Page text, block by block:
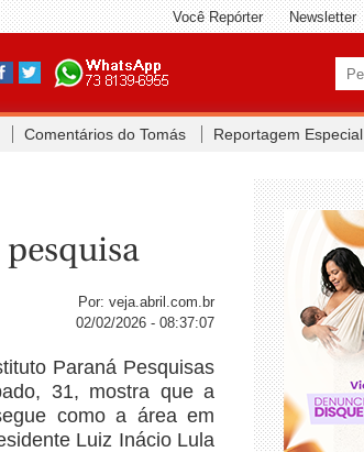
Você Repórter Newsletter
Comentários do Tomás Reportagem Especial
Por: veja.abril.com.br
02/02/2026 - 08:37:07
Paraná Pesquisas
31, mostra que a
como a área em
Luiz Inácio Lula